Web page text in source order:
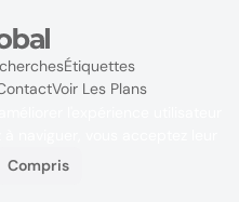
Étiquettes
Voir Les Plans
2024
naviguer, vous acceptez leur
Compris